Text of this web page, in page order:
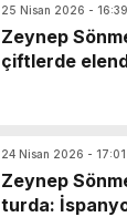
25 Nisan 2026 - 16:39
Zeynep
çiftlerde
24 Nisan 2026 - 17:01
Zeynep
turda: